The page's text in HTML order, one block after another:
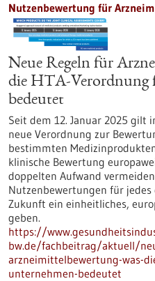
Nutzenbewertung für
Neue Regeln für
die HTA-Verordnung
bedeutet
Seit dem 12. Januar 2025 gilt
neue Verordnung zur
bestimmten
klinische Bewertung
doppelten Aufwand
Nutzenbewertungen für jedes
Zukunft ein einheitliches,
geben.
https://
bw.de/fachbeitrag/aktuell/
arzneimittelbewertung-was-
unternehmen-bedeutet